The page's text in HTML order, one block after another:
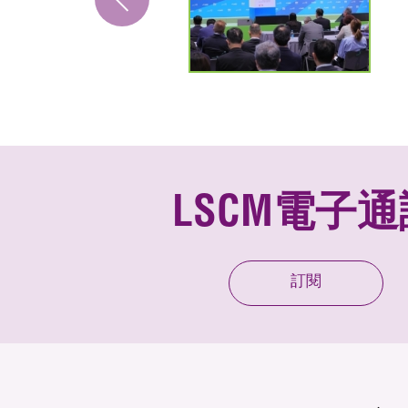
LSCM電子
訂閱